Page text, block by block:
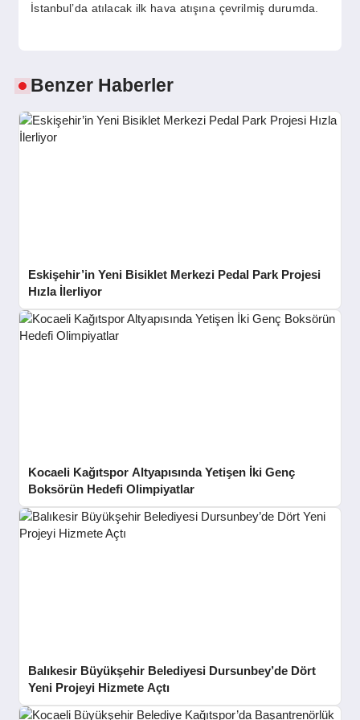
İstanbul’da atılacak ilk hava atışına çevrilmiş durumda.
Benzer Haberler
Eskişehir’in Yeni Bisiklet Merkezi Pedal Park Projesi
Hızla İlerliyor
Kocaeli Kağıtspor Altyapısında Yetişen İki Genç
Boksörün Hedefi Olimpiyatlar
Balıkesir Büyükşehir Belediyesi Dursunbey’de Dört
Yeni Projeyi Hizmete Açtı